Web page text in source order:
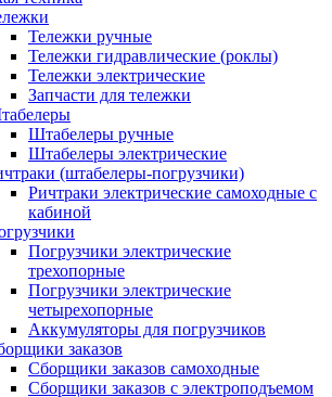
Тележки ручные
Тележки гидравлические (роклы)
Тележки электрические
Запчасти для тележки
Штабелеры ручные
Штабелеры электрические
(штабелеры-погрузчики)
Ричтраки электрические самоходные с
кабиной
Погрузчики электрические
трехопорные
Погрузчики электрические
четырехопорные
Аккумуляторы для погрузчиков
заказов
Сборщики заказов самоходные
Сборщики заказов с электроподъемом